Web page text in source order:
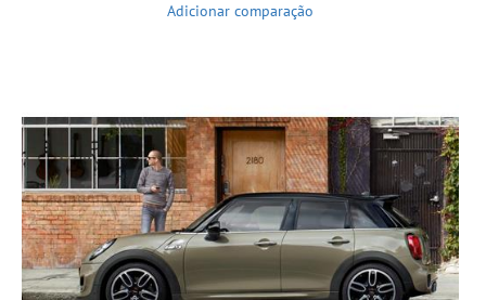
Adicionar comparação